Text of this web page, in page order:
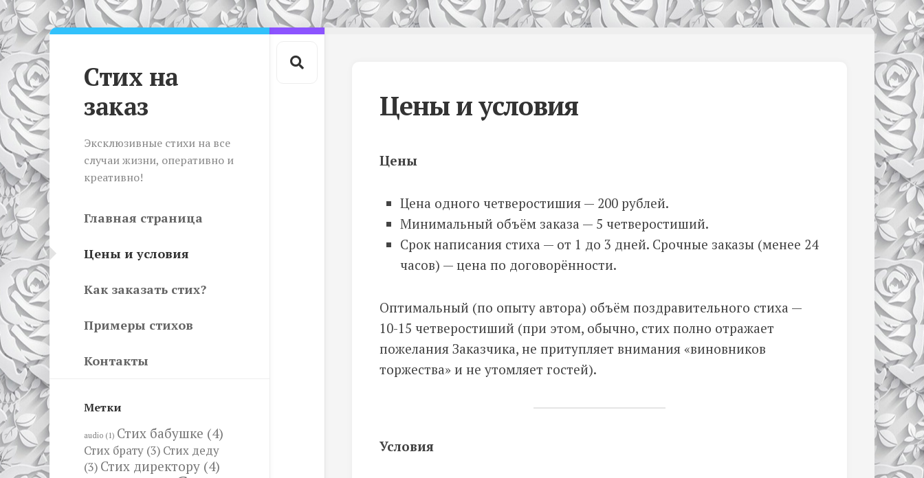
Skip
to
content
Стих на
заказ
Эксклюзивные стихи на все
случаи жизни, оперативно и
креативно!
Главная страница
Цены и условия
Как заказать стих?
Примеры стихов
Контакты
Метки
audio (1) Стих бабушке (4)
Стих брату (3) Стих деду
(3) Стих директору (4)
Цены и условия
Цены
Цена одного четверостишия — 200 рублей.
Минимальный объём заказа — 5 четверостиший.
Срок написания стиха — от 1 до 3 дней. Срочные заказы (менее 24
часов) — цена по договорённости.
Оптимальный (по опыту автора) объём поздравительного стиха —
10-15 четверостиший (при этом, обычно, стих полно отражает
пожелания Заказчика, не притупляет внимания «виновников
торжества» и не утомляет гостей).
Условия